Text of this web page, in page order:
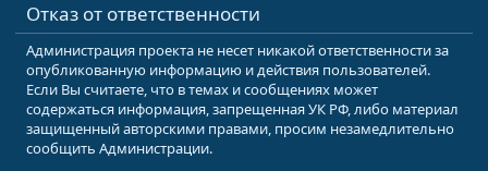
Отказ от ответственности
Администрация проекта не несет никакой ответственности за
опубликованную информацию и действия пользователей.
Если Вы считаете, что в темах и сообщениях может
содержаться информация, запрещенная УК РФ, либо материал
защищенный авторскими правами, просим незамедлительно
сообщить Администрации.